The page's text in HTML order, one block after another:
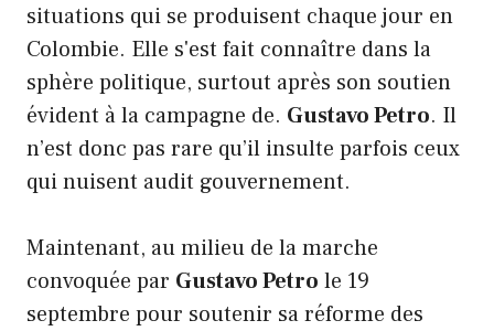
situations qui se produisent chaque jour en
Colombie. Elle s'est fait connaître dans la
sphère politique, surtout après son soutien
évident à la campagne de. Gustavo Petro. Il
n’est donc pas rare qu’il insulte parfois ceux
qui nuisent audit gouvernement.
Maintenant, au milieu de la marche
convoquée par Gustavo Petro le 19
septembre pour soutenir sa réforme des